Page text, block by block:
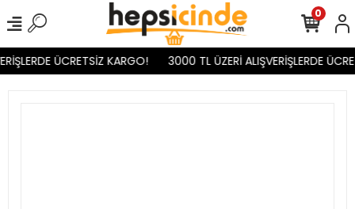
ÜCRETSİZ KARGO! 3000 TL ÜZERİ ALIŞVERİŞLERDE
0